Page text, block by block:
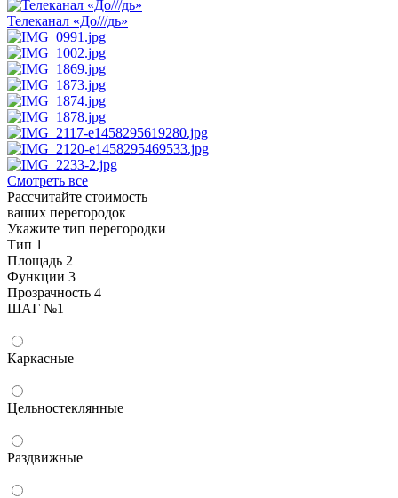
Телеканал «До///дь»
Смотреть все
Рассчитайте стоимость
ваших перегородок
Укажите тип перегородки
Тип 1
Площадь 2
Функции 3
Прозрачность 4
ШАГ №1
Каркасные
Цельностеклянные
Раздвижные